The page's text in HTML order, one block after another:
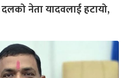
नेता यादवलाई हटायो,